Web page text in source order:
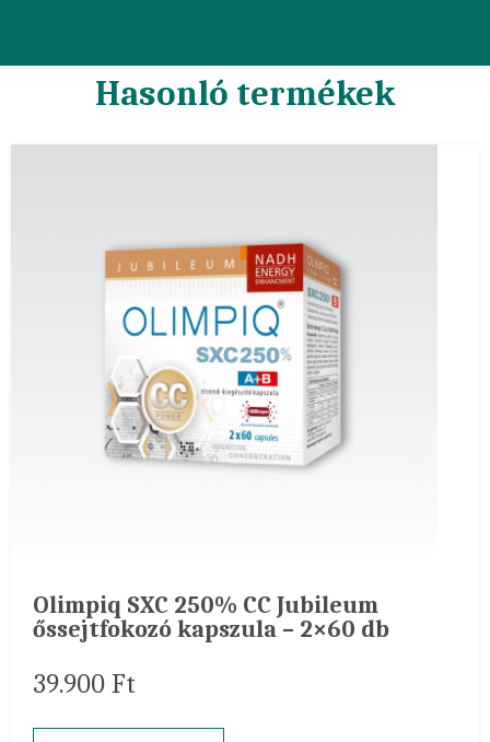
Hasonló termékek
Olimpiq SXC 250% CC Jubileum
őssejtfokozó kapszula – 2×60 db
39.900 Ft